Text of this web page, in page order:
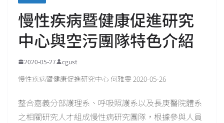
慢性疾病暨健康促進研究
中心與空污團隊特色介紹
2020-05-27 cgust
慢性疾病暨健康促進研究中心 何雅雯 2020-05-26
整合嘉義分部護理系、呼吸照護系以及長庚醫院體系
之相關研究人才組成慢性病研究團隊，根據參與人員